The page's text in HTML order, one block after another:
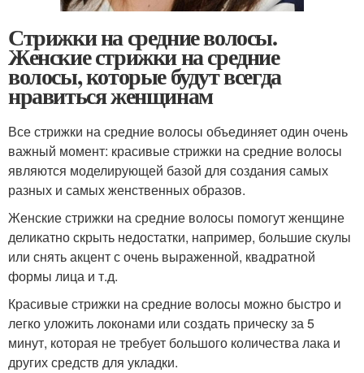
Стрижки на средние волосы.
Женские стрижки на средние
волосы, которые будут всегда
нравиться женщинам
Все стрижки на средние волосы объединяет один очень
важный момент: красивые стрижки на средние волосы
являются моделирующей базой для создания самых
разных и самых женственных образов.
Женские стрижки на средние волосы помогут женщине
деликатно скрыть недостатки, например, большие скулы
или снять акцент с очень выраженной, квадратной
формы лица и т.д.
Красивые стрижки на средние волосы можно быстро и
легко уложить локонами или создать прическу за 5
минут, которая не требует большого количества лака и
других средств для укладки.